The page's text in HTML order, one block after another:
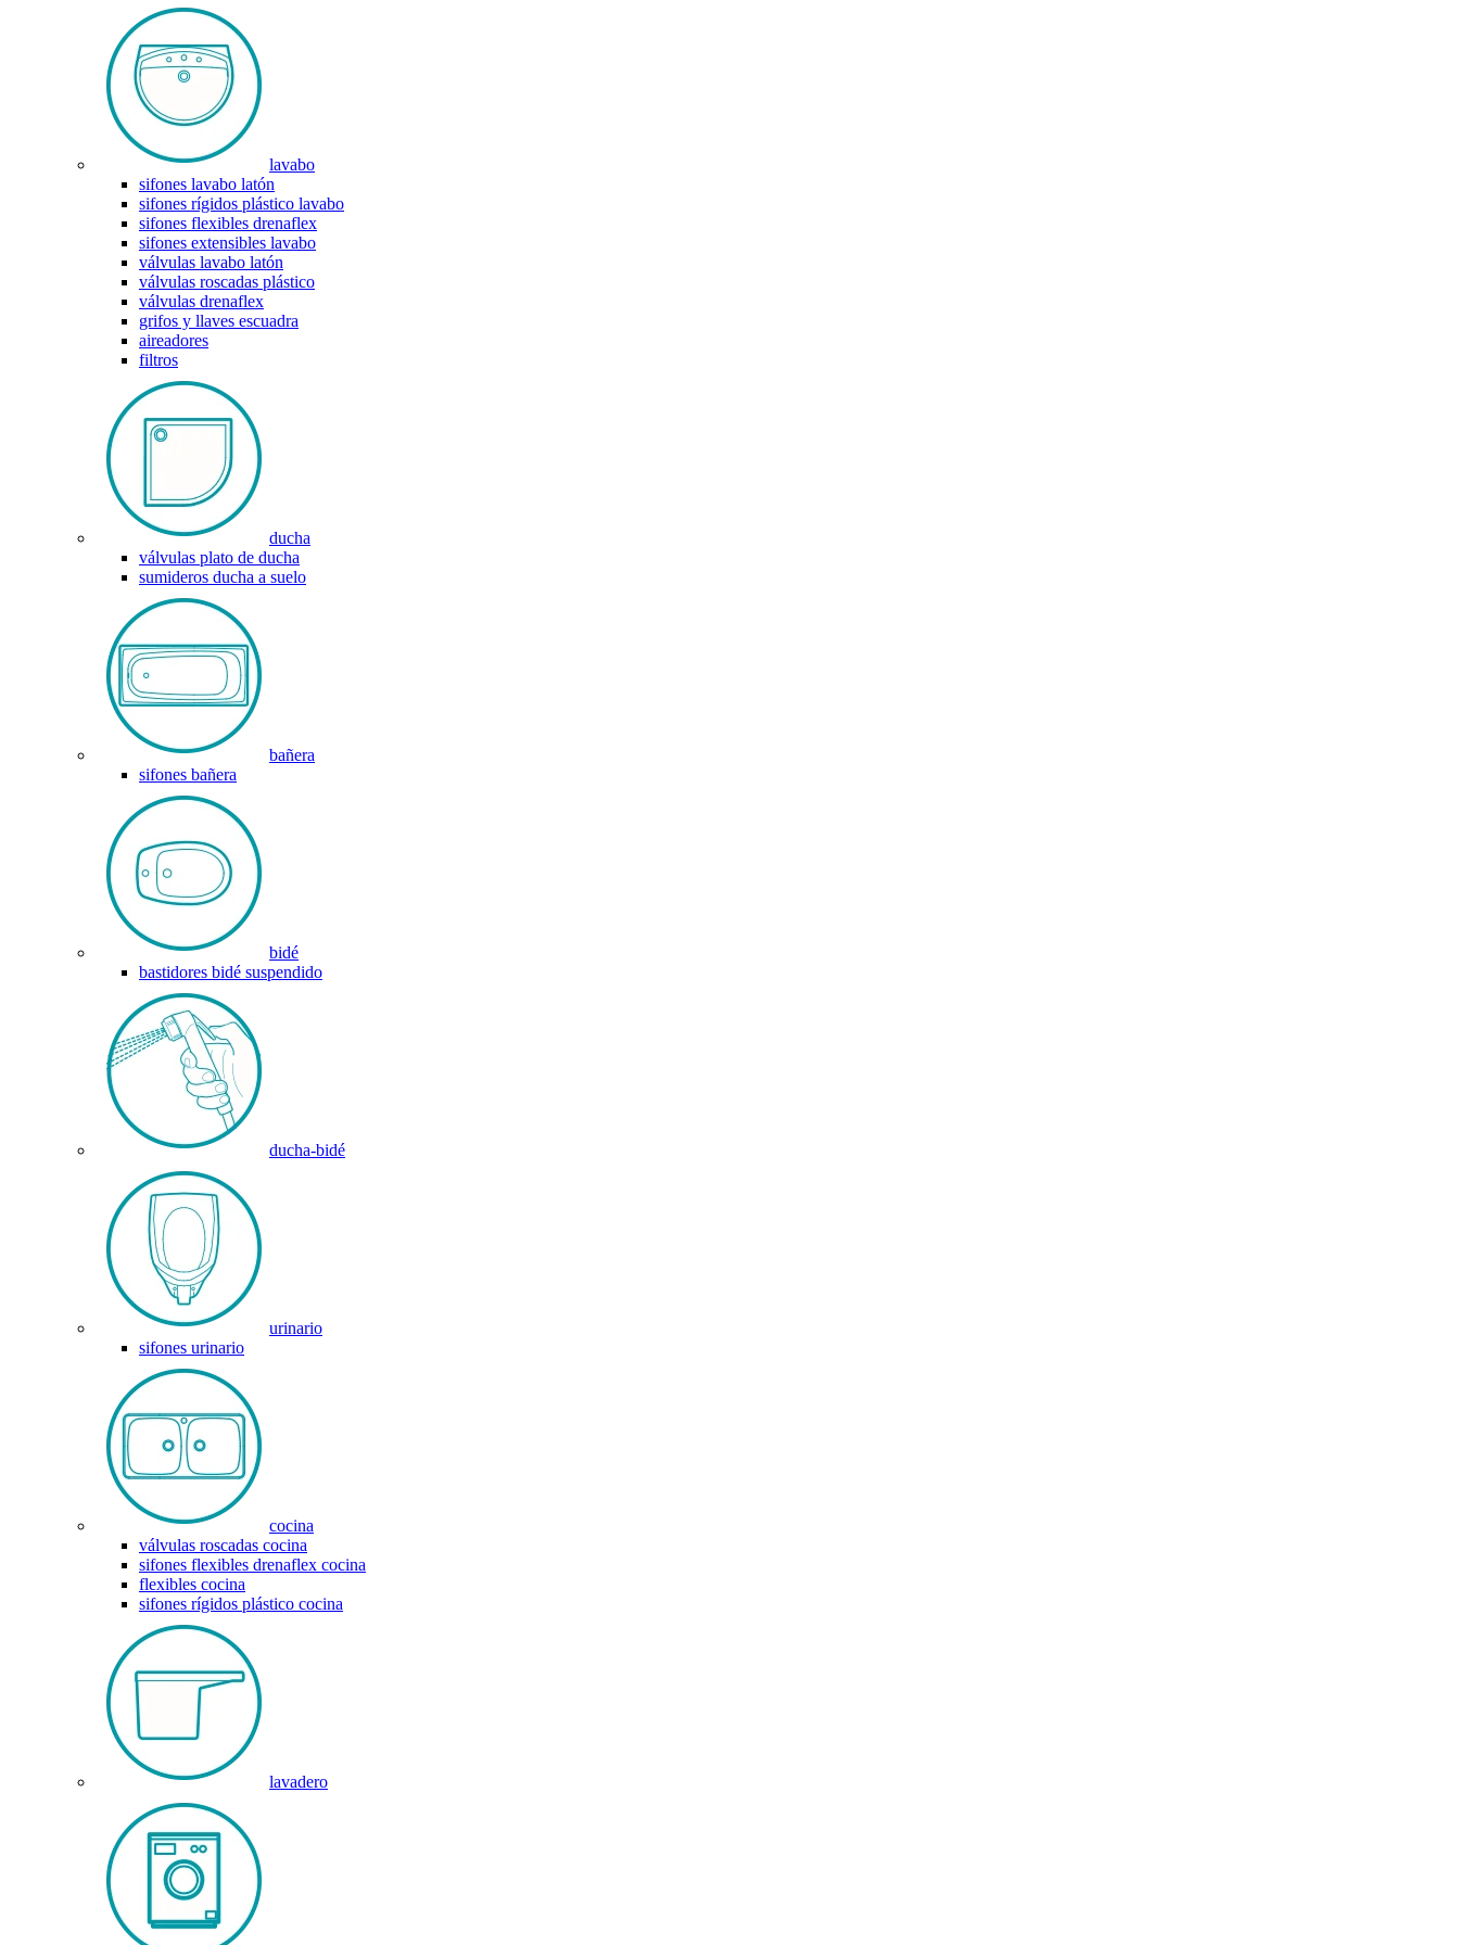
lavabo
sifones lavabo latón
sifones rígidos plástico lavabo
sifones flexibles drenaflex
sifones extensibles lavabo
válvulas lavabo latón
válvulas roscadas plástico
válvulas drenaflex
grifos y llaves escuadra
aireadores
filtros
ducha
válvulas plato de ducha
sumideros ducha a suelo
bañera
sifones bañera
bidé
bastidores bidé suspendido
ducha-bidé
urinario
sifones urinario
cocina
válvulas roscadas cocina
sifones flexibles drenaflex cocina
flexibles cocina
sifones rígidos plástico cocina
lavadero